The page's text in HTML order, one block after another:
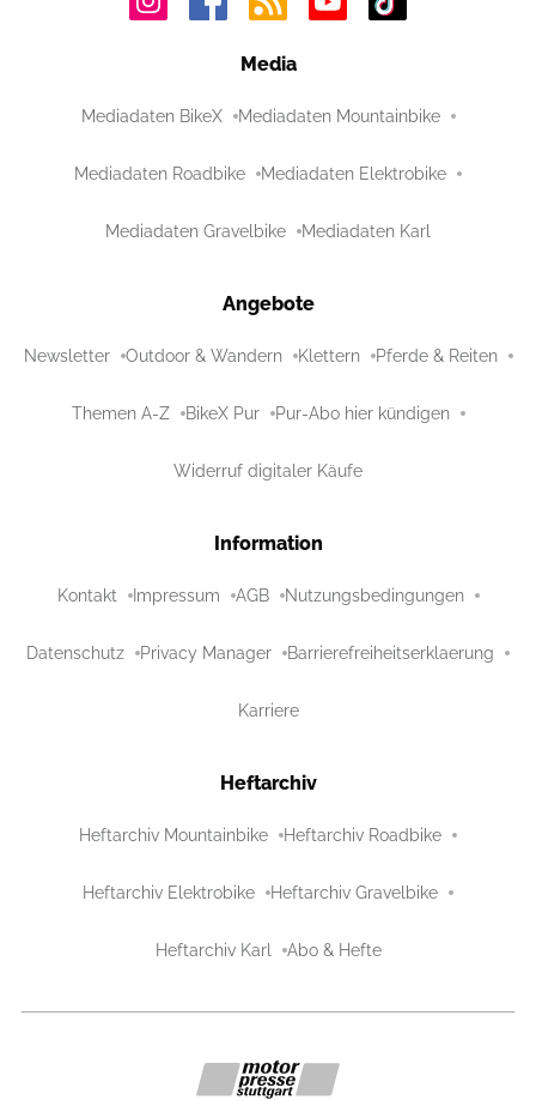
Media
Mediadaten BikeX Mediadaten Mountainbike
Mediadaten Roadbike Mediadaten Elektrobike
Mediadaten Gravelbike Mediadaten Karl
Angebote
Newsletter Outdoor & Wandern Klettern Pferde & Reiten
Themen A-Z BikeX Pur Pur-Abo hier kündigen
Widerruf digitaler Käufe
Information
Kontakt Impressum AGB Nutzungsbedingungen
Datenschutz Privacy Manager Barrierefreiheitserklaerung
Karriere
Heftarchiv
Heftarchiv Mountainbike Heftarchiv Roadbike
Heftarchiv Elektrobike Heftarchiv Gravelbike
Heftarchiv Karl Abo & Hefte